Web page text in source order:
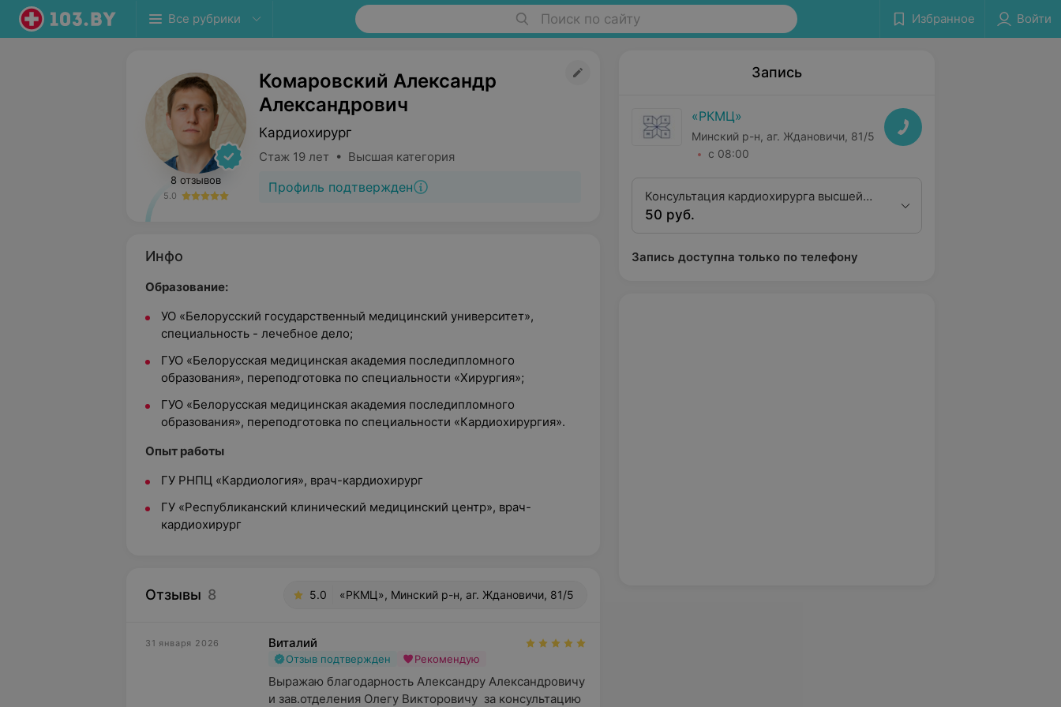
Все рубрики Поиск по сайту Избранное Войти
8 отзывов
5.0
Комаровский Александр
Александрович
Кардиохирург
Стаж 19 лет • Высшая категория
Профиль подтвержден
Инфо
Образование:
УО «Белорусский государственный медицинский университет»,
специальность - лечебное дело;
ГУО «Белорусская медицинская академия последипломного
образования», переподготовка по специальности «Хирургия»;
ГУО «Белорусская медицинская академия последипломного
образования», переподготовка по специальности «Кардиохирургия».
Опыт работы
ГУ РНПЦ «Кардиология», врач-кардиохирург
ГУ «Республиканский клинический медицинский центр», врач-
кардиохирург
Отзывы 8 5.0 «РКМЦ», Минский р-н, аг. Ждановичи, 81/5
31 января 2026 Виталий
Отзыв подтвержден Рекомендую
Выражаю благодарность Александру Александровичу
и зав.отделения Олегу Викторовичу  за консультацию
Запись
«РКМЦ»
Минский р-н, аг. Ждановичи, 81/5
с 08:00
Консультация кардиохирурга высшей
категории
50 руб.
Запись доступна только по телефону